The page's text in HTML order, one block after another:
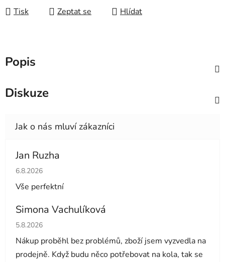
Tisk Zeptat se Hlídat
Popis
Diskuze
Jan Ruzha
Hodnocení obchodu je 5 z 5 hvězdiček.
6.8.2026
Vše perfektní
Simona Vachulíková
Hodnocení obchodu je 5 z 5 hvězdiček.
5.8.2026
Nákup proběhl bez problémů, zboží jsem vyzvedla na
prodejně. Když budu něco potřebovat na kola, tak se